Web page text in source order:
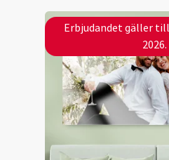
Erbjudandet gäller
2026.